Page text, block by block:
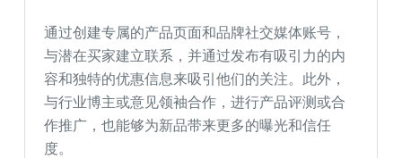
通过创建专属的产品页面和品牌社交媒体账号，
与潜在买家建立联系，并通过发布有吸引力的内
容和独特的优惠信息来吸引他们的关注。此外，
与行业博主或意见领袖合作，进行产品评测或合
作推广，也能够为新品带来更多的曝光和信任
度。